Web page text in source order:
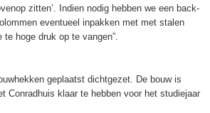
zitten’. Indien nodig hebben we een back-
eventueel inpakken met met stalen
hoge druk op te vangen”.
geplaatst dichtgezet. De bouw is
Conradhuis klaar te hebben voor het studiejaar